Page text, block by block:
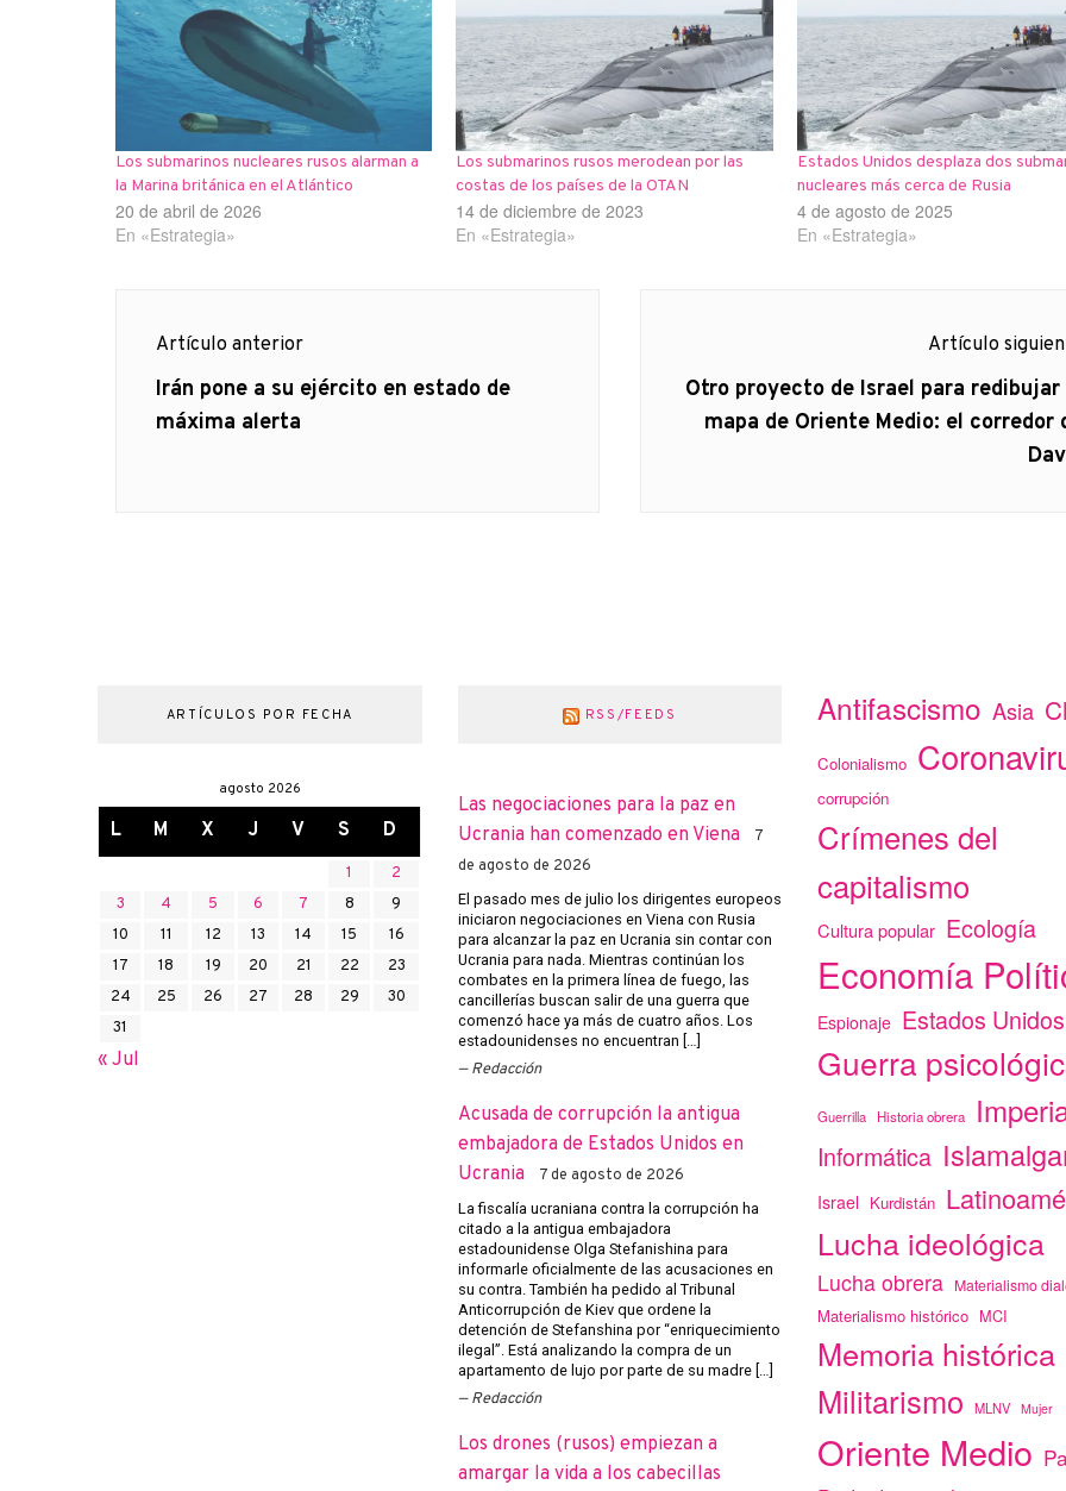
Los submarinos nucleares rusos alarman a
la Marina británica en el Atlántico
20 de abril de 2026
En «Estrategia»
Los submarinos rusos merodean por las
costas de los países de la OTAN
14 de diciembre de 2023
En «Estrategia»
Estados Unidos desplaza dos
nucleares más cerca de Rusia
4 de agosto de 2025
En «Estrategia»
Navegación
de
Artículo anterior
Artículo
anterior
Irán pone a su ejército en estado de
máxima alerta
Artículo
Artículo
siguiente:
Otro proyecto de Israel para redibujar
mapa de Oriente Medio: el corredor
ARTÍCULOS POR FECHA
agosto 2026
L M X J V S D
1
2
3
4 5 6 7 8
9
10
11 12 13 14 15
16
17
18 19 20 21 22
23
24
25 26 27 28 29
30
31
« Jul
RSS/FEEDS
Las negociaciones para la paz en
Ucrania han comenzado en Viena
7
de agosto de 2026
El pasado mes de julio los dirigentes europeos
iniciaron negociaciones en Viena con Rusia
para alcanzar la paz en Ucrania sin contar con
Ucrania para nada. Mientras continúan los
combates en la primera línea de fuego, las
cancillerías buscan salir de una guerra que
comenzó hace ya más de cuatro años. Los
estadounidenses no encuentran […]
Redacción
Acusada de corrupción la antigua
embajadora de Estados Unidos en
Ucrania
7 de agosto de 2026
La fiscalía ucraniana contra la corrupción ha
citado a la antigua embajadora
estadounidense Olga Stefanishina para
informarle oficialmente de las acusaciones en
su contra. También ha pedido al Tribunal
Anticorrupción de Kiev que ordene la
detención de Stefanshina por “enriquecimiento
ilegal”. Está analizando la compra de un
apartamento de lujo por parte de su madre […]
Redacción
Los drones (rusos) empiezan a
amargar la vida a los cabecillas
Antifascismo Asia
Colonialismo
corrupción
Crímenes del
capitalismo
Cultura popular Ecología
Economía
Espionaje Estados Unidos
Guerra
Guerrilla Historia obrera
Informática
Israel Kurdistán
Lucha ideológica
Lucha obrera Materialismo
Materialismo histórico MCI
Memoria histórica
Militarismo
MLNV Mujer
Oriente Medio